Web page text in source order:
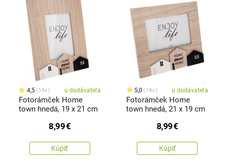
4,5 10x u dodávateľa
Fotorámček Home
town hnedá, 19 x 21 cm
8,99€
Kúpiť
5,0 19x u dodávateľa
Fotorámček Home
town hnedá, 21 x 19 cm
8,99€
Kúpiť